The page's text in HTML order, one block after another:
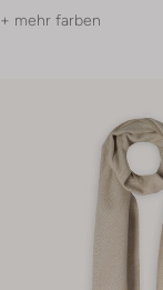
+ mehr farben